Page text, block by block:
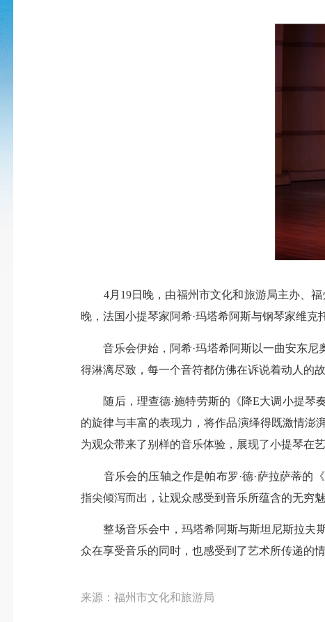
4月19日晚，由福州市文化和旅游局主办、福
晚，法国小提琴家阿希·玛塔希阿斯与钢琴家维克
音乐会伊始，阿希·玛塔希阿斯以一曲安东尼
得淋漓尽致，每一个音符都仿佛在诉说着动人的
随后，理查德·施特劳斯的《降E大调小提琴奏
的旋律与丰富的表现力，将作品演绎得既激情澎
为观众带来了别样的音乐体验，展现了小提琴在
音乐会的压轴之作是帕布罗·德·萨拉萨蒂的《
指尖倾泻而出，让观众感受到音乐所蕴含的无穷
整场音乐会中，玛塔希阿斯与斯坦尼斯拉夫斯
众在享受音乐的同时，也感受到了艺术所传递的
来源：福州市文化和旅游局